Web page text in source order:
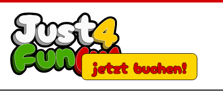
jetzt buchen!